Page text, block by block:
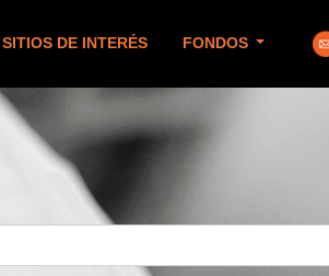
SITIOS DE INTERÉS FONDOS